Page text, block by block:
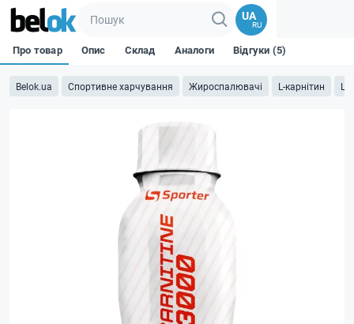
UA
RU
Belok.ua Спортивне харчування Жироспалювачі L-карнітин L
Про товар Опис Склад Аналоги Відгуки (5)